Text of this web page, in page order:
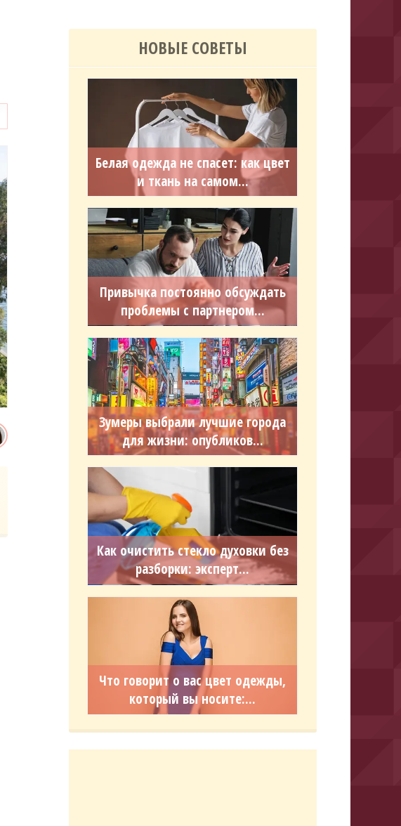
НОВЫЕ СОВЕТЫ
Белая одежда не спасет: как цвет
и ткань на самом...
Привычка постоянно обсуждать
проблемы с партнером...
Зумеры выбрали лучшие города
для жизни: опубликов...
Как очистить стекло духовки без
разборки: эксперт...
Что говорит о вас цвет одежды,
который вы носите:...